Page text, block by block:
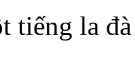
tiếng la